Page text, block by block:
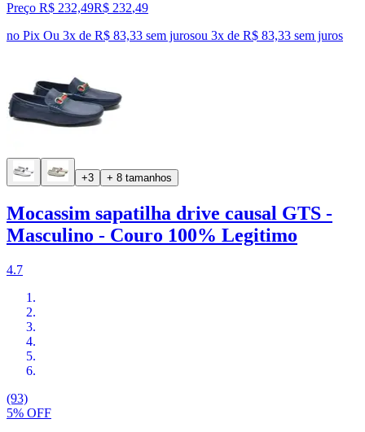
Preço R$ 232,49R$ 232,49
no Pix Ou 3x de R$ 83,33 sem jurosou 3x de R$ 83,33 sem juros
+3 + 8 tamanhos
Mocassim sapatilha drive causal GTS -
Masculino - Couro 100% Legitimo
4.7
(93)
5% OFF